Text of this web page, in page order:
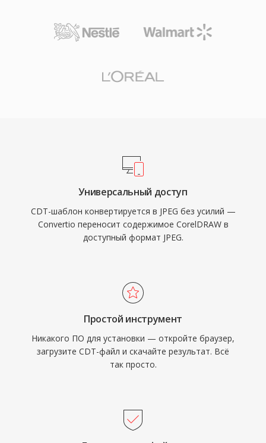
Универсальный доступ
CDT-шаблон конвертируется в JPEG без усилий —
Convertio переносит содержимое CorelDRAW в
доступный формат JPEG.
Простой инструмент
Никакого ПО для установки — откройте браузер,
загрузите CDT-файл и скачайте результат. Всё
так просто.